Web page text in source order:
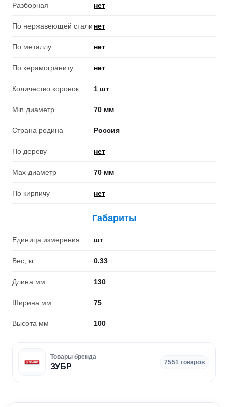
Разборная нет
По нержавеющей стали нет
По металлу нет
По керамограниту нет
Количество коронок 1 шт
Min диаметр 70 мм
Страна родина Россия
По дереву нет
Max диаметр 70 мм
По кирпичу нет
Габариты
Единица измерения шт
Вес, кг 0.33
Длина мм 130
Ширина мм 75
Высота мм 100
Товары бренда
ЗУБР
7551 товаров